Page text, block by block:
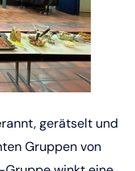
gerätselt und
Gruppen von